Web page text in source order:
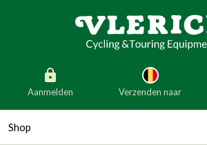
Aanmelden Verzenden naar
België
generic_skip_language
Shop